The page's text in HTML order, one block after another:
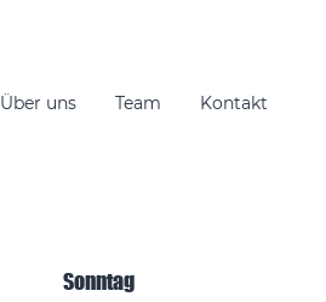
Über uns Team Kontakt
Sonntag